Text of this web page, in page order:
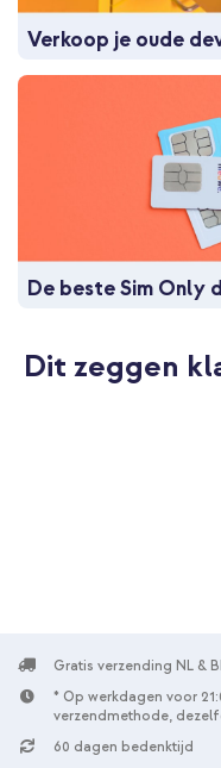
Verkoop je oude
De beste Sim Only
Dit zeggen
Gratis verzending NL &
* Op werkdagen voor
verzendmethode,
60 dagen bedenktijd